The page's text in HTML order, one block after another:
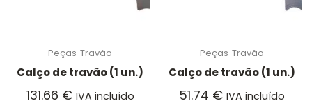
Peças Travão
Calço de travão (1 un.)
131.66 € IVA incluído
Peças Travão
Calço de travão (1 un.)
51.74 € IVA incluído